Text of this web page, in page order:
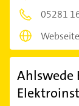
05281
Webseite
Ahlswede